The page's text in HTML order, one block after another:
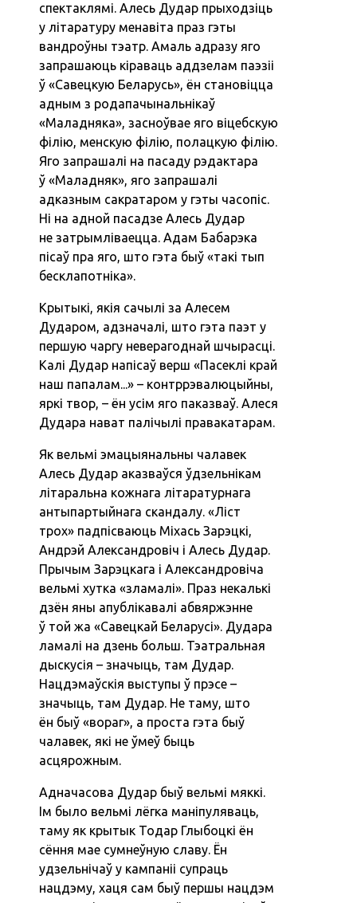
спектаклямі. Алесь Дудар прыходзіць
у літаратуру менавіта праз гэты
вандроўны тэатр. Амаль адразу яго
запрашаюць кіраваць аддзелам паэзіі
ў «Савецкую Беларусь», ён становіцца
адным з родапачынальнікаў
«Маладняка», засноўвае яго віцебскую
філію, менскую філію, полацкую філію.
Яго запрашалі на пасаду рэдактара
ў «Маладняк», яго запрашалі
адказным сакратаром у гэты часопіс.
Ні на адной пасадзе Алесь Дудар
не затрымліваецца. Адам Бабарэка
пісаў пра яго, што гэта быў «такі тып
бесклапотніка».
Крытыкі, якія сачылі за Алесем
Дударом, адзначалі, што гэта паэт у
першую чаргу неверагоднай шчырасці.
Калі Дудар напісаў верш «Пасеклі край
наш папалам...» – контррэвалюцыйны,
яркі твор, – ён усім яго паказваў. Алеся
Дудара нават палічылі правакатарам.
Як вельмі эмацыянальны чалавек
Алесь Дудар аказваўся ўдзельнікам
літаральна кожнага літаратурнага
антыпартыйнага скандалу. «Ліст
трох» падпісваюць Міхась Зарэцкі,
Андрэй Александровіч і Алесь Дудар.
Прычым Зарэцкага і Александровіча
вельмі хутка «зламалі». Праз некалькі
дзён яны апублікавалі абвяржэнне
ў той жа «Савецкай Беларусі». Дудара
ламалі на дзень больш. Тэатральная
дыскусія – значыць, там Дудар.
Нацдэмаўскія выступы ў прэсе –
значыць, там Дудар. Не таму, што
ён быў «вораг», а проста гэта быў
чалавек, які не ўмеў быць
асцярожным.
Адначасова Дудар быў вельмі мяккі.
Ім было вельмі лёгка маніпуляваць,
таму як крытык Тодар Глыбоцкі ён
сёння мае сумнеўную славу. Ён
удзельнічаў у кампаніі супраць
нацдэму, хаця сам быў першы нацдэм